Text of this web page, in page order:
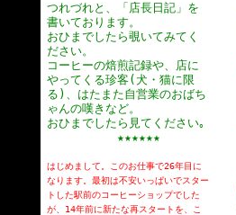
つれづれと、「店長日記」を
書いております。
おひまでしたら覗いてみてく
ださい。
コーヒーの焙煎記録や、店に
やってくる珍客(犬・猫に限
る)、はたまた自営業のおばち
ゃんの嘆きなど。
おひまでしたら見てください｡
★★★★★★
はじめまして。このお仕事で26年目に
なります。最初は不安いっぱいでスター
トした駅前のコーヒーショップでした
が、14年前に新たな再スタートを、こ